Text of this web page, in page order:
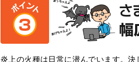
炎上の火種は日常に潜んでいます。